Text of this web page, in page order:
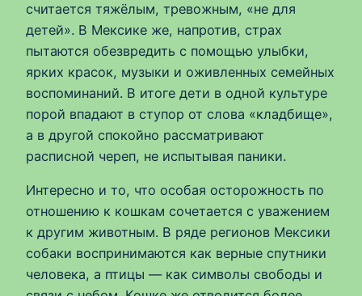
считается тяжёлым, тревожным, «не для
детей». В Мексике же, напротив, страх
пытаются обезвредить с помощью улыбки,
ярких красок, музыки и оживленных семейных
воспоминаний. В итоге дети в одной культуре
порой впадают в ступор от слова «кладбище»,
а в другой спокойно рассматривают
расписной череп, не испытывая паники.
Интересно и то, что особая осторожность по
отношению к кошкам сочетается с уважением
к другим животным. В ряде регионов Мексики
собаки воспринимаются как верные спутники
человека, а птицы — как символы свободы и